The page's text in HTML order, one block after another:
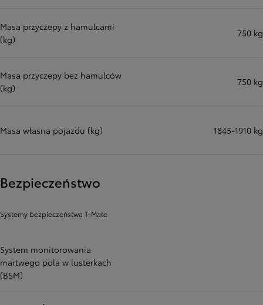
Masa przyczepy z hamulcami
(kg)
750 kg
Masa przyczepy bez hamulców
(kg)
750 kg
Masa własna pojazdu (kg) 1845-1910 kg
Bezpieczeństwo
Systemy bezpieczeństwa T-Mate
System monitorowania
martwego pola w lusterkach
(BSM)